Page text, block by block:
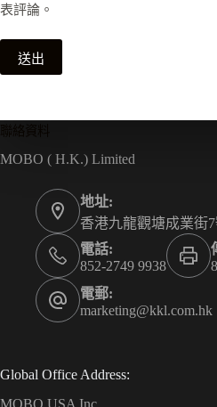
表評論。
送出
MOBO ( H.K.) Limited
地址:
香港九龍觀塘成業街
電話:
852-2749 9938
電郵:
marketing@kkl.com.hk
Global Office Address:
MOBO USA Inc.